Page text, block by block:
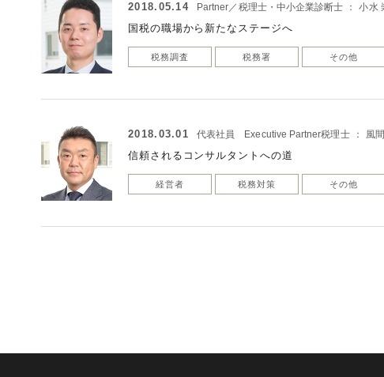
2018.05.14 Partner／税理士・中小企業診断士 ： 小水
国税の職場から新たなステージへ
税務調査 税務署 その他
2018.03.01 代表社員 Executive Partner税理士 ： 風
信頼されるコンサルタントへの道
経営者 税務対策 その他